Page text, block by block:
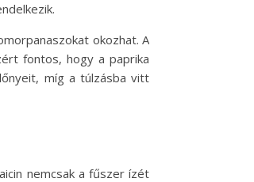
okozhat. A
fontos, hogy a paprika
míg a túlzásba vitt
nemcsak a fűszer ízét